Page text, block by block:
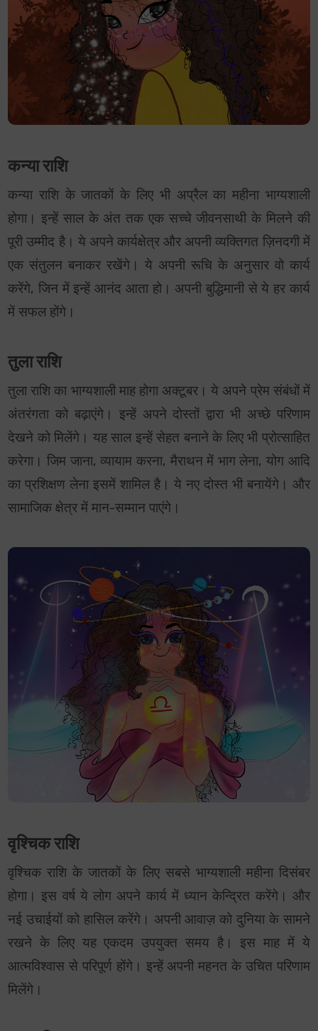
कन्या राशि
कन्या राशि के जातकों के लिए भी अप्रैल का महीना भाग्यशाली
होगा। इन्हें साल के अंत तक एक सच्चे जीवनसाथी के मिलने की
पूरी उम्मीद है। ये अपने कार्यक्षेत्र और अपनी व्यक्तिगत ज़िनदगी में
एक संतुलन बनाकर रखेंगे। ये अपनी रूचि के अनुसार वो कार्य
करेंगे, जिन में इन्हें आनंद आता हो। अपनी बुद्धिमानी से ये हर कार्य
में सफल होंगे।
तुला राशि
तुला राशि का भाग्यशाली माह होगा अक्टूबर। ये अपने प्रेम संबंधों में
अंतरंगता को बढ़ाएंगे। इन्हें अपने दोस्तों द्वारा भी अच्छे परिणाम
देखने को मिलेंगे। यह साल इन्हें सेहत बनाने के लिए भी प्रोत्साहित
करेगा। जिम जाना, व्यायाम करना, मैराथन में भाग लेना, योग आदि
का प्रशिक्षण लेना इसमें शामिल है। ये नए दोस्त भी बनायेंगे। और
सामाजिक क्षेत्र में मान-सम्मान पाएंगे।
वृश्चिक राशि
वृश्चिक राशि के जातकों के लिए सबसे भाग्यशाली महीना दिसंबर
होगा। इस वर्ष ये लोग अपने कार्य में ध्यान केन्द्रित करेंगे। और
नई उचाईयों को हासिल करेंगे। अपनी आवाज़ को दुनिया के सामने
रखने के लिए यह एकदम उपयुक्त समय है। इस माह में ये
आत्मविश्वास से परिपूर्ण होंगे। इन्हें अपनी महनत के उचित परिणाम
मिलेंगे।